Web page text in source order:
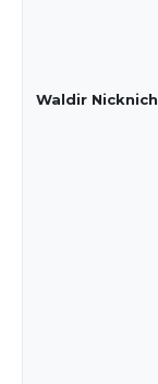
Waldir Nicknich